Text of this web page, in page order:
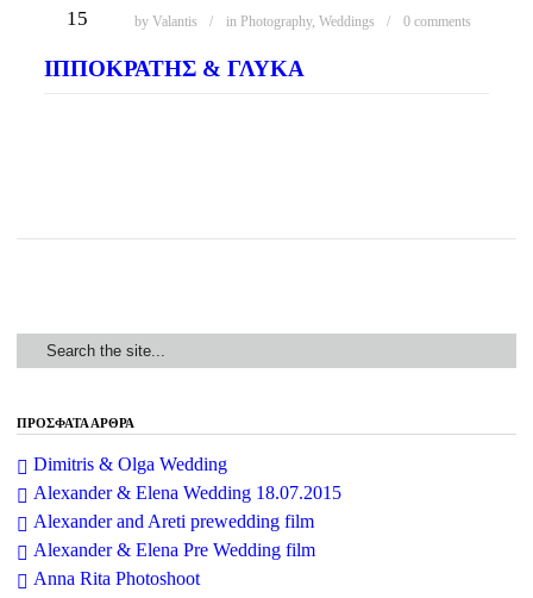
15 by Valantis in Photography, Weddings 0 comments
ΙΠΠΟΚΡΆΤΗΣ & ΓΛΎΚΑ
ΠΡΌΣΦΑΤΑ ΆΡΘΡΑ
Dimitris & Olga Wedding
Alexander & Elena Wedding 18.07.2015
Alexander and Areti prewedding film
Alexander & Elena Pre Wedding film
Anna Rita Photoshoot